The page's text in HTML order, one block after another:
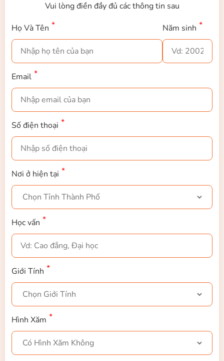
Vui lòng điền đầy đủ các thông tin sau
Họ Và Tên
Năm sinh
Email
Số điện thoại
Nơi ở hiện tại
Học vấn
Giới Tính
Hình Xăm